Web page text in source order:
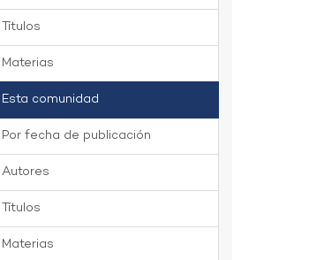
Títulos
Materias
Esta comunidad
Por fecha de publicación
Autores
Títulos
Materias